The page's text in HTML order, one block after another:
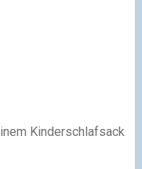
Kinderschlafsack